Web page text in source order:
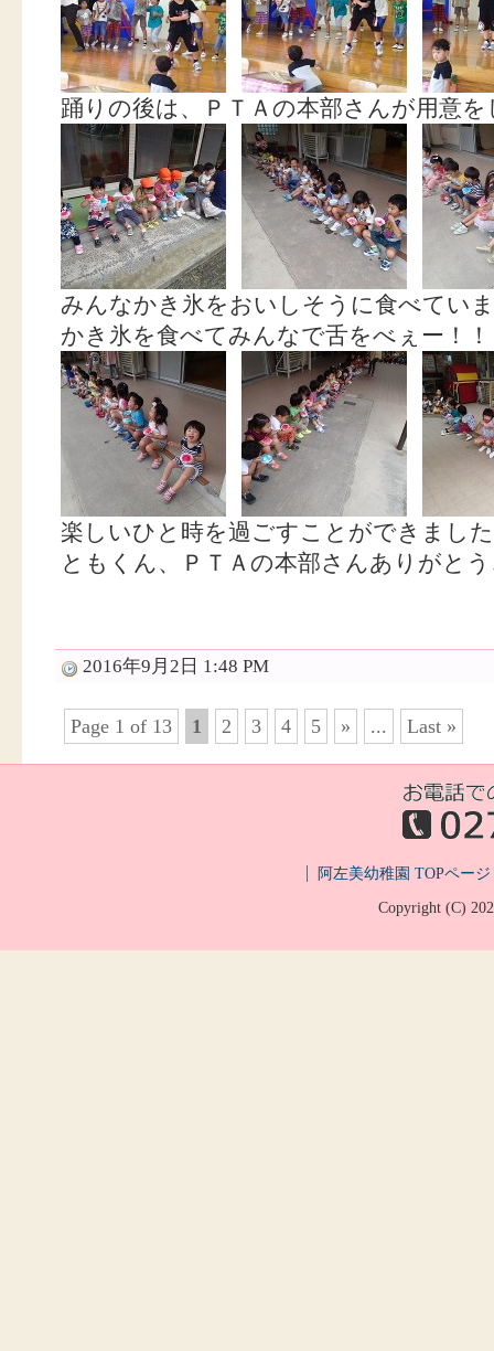
踊りの後は、ＰＴＡの本部さんが用意
みんなかき氷をおいしそうに食べてい
かき氷を食べてみんなで舌をべぇー！！
楽しいひと時を過ごすことができまし
ともくん、ＰＴＡの本部さんありがと
2016年9月2日 1:48 PM
Page 1 of 13 1 2 3 4 5 » ... Last »
阿左美幼稚園 TOPページ
Copyright (C)